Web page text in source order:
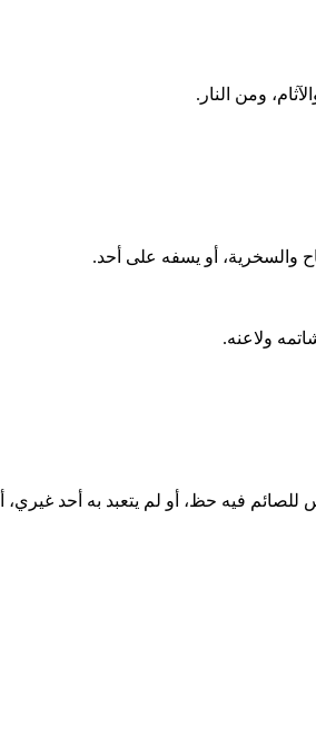
ومن النار.
والسخرية، أو يسفه على أحد.
ولاعنه.
للصائم فيه حظ، أو لم يتعبد به أحد